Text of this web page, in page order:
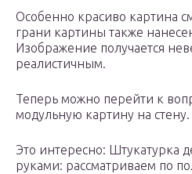
Особенно красиво картина
грани картины также
Изображение получается
реалистичным.
Теперь можно перейти к
модульную картину на стену.
Это интересно: Штукатурка
руками: рассматриваем по